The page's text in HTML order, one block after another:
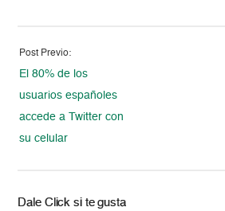
Post Previo:
El 80% de los
usuarios españoles
accede a Twitter con
su celular
Dale Click si te gusta